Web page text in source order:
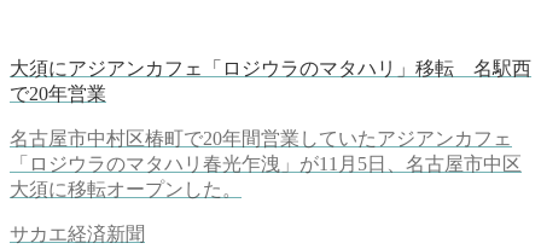
大須にアジアンカフェ「ロジウラのマタハリ」移転 名駅西
で20年営業
名古屋市中村区椿町で20年間営業していたアジアンカフェ
「ロジウラのマタハリ春光乍洩」が11月5日、名古屋市中区
大須に移転オープンした。
サカエ経済新聞